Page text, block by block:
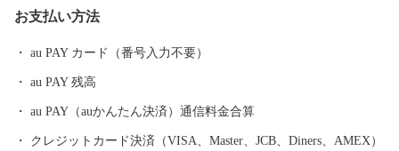
した。 阿蘇神社の"二の宮"とも 甲佐神社は、阿蘇神社の摂社で阿
家文書」にたびたび登場します。豊福荘生まれの豪族竹崎季長が
元寇での奮戦を描かせた『蒙古襲来絵詞』は、この甲佐神社に奉
納されたと伝えられます。鳥居をくぐった参道の途中には、両脇
お支払い方法
au PAY カード（番号入力不要）
au PAY 残高
au PAY（auかんたん決済）通信料金合算
クレジットカード決済（VISA、Master、JCB、Diners、AMEX）